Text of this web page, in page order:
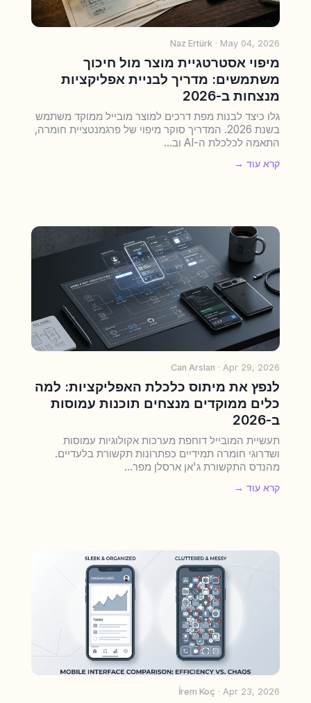
Naz Ertürk · May 04, 2026
מיפוי אסטרטגיית מוצר מול חיכוך
משתמשים: מדריך לבניית אפליקציות
מנצחות ב-2026
גלו כיצד לבנות מפת דרכים למוצר מובייל ממוקד משתמש
בשנת 2026. המדריך סוקר מיפוי של פרגמנטציית חומרה,
התאמה לכלכלת ה-AI וב...
קרא עוד →
Can Arslan · Apr 29, 2026
לנפץ את מיתוס כלכלת האפליקציות: למה
כלים ממוקדים מנצחים תוכנות עמוסות
ב-2026
תעשיית המובייל דוחפת מערכות אקולוגיות עמוסות
ושדרוגי חומרה תמידיים כפתרונות תקשורת בלעדיים.
מהנדס התקשורת ג'אן ארסלן מפר...
קרא עוד →
İrem Koç · Apr 23, 2026